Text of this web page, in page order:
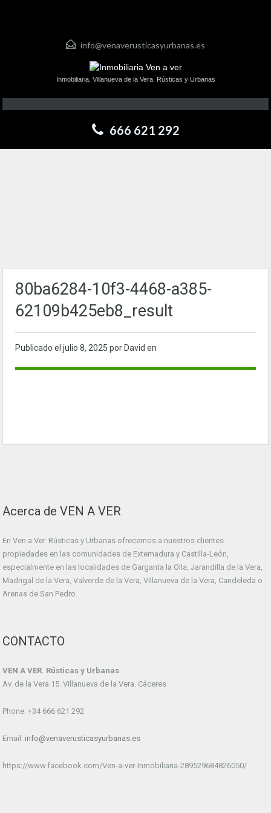
info@venaverusticasyurbanas.es
Inmobiliaria. Villanueva de la Vera. Rústicas y Urbanas
666 621 292
80ba6284-10f3-4468-a385-
62109b425eb8_result
Publicado el julio 8, 2025 por David en
Acerca de VEN A VER
En Ven a Ver. Rústicas y Urbanas ofrecemos a nuestros clientes
propiedades en las comunidades de Extemadura y Castilla-León,
especialmente en las localidades de Garganta la Olla, Jarandilla de la Vera,
Madrigal de la Vera, Valverde de la Vera, Villanueva de la Vera, Candeleda o
Arenas de San Pedro.
CONTACTO
VEN A VER. Rústicas y Urbanas
Av. de la Vera 15. Villanueva de la Vera. Cáceres
Phone: +34 666 621 292
Email: info@venaverusticasyurbanas.es
https://www.facebook.com/Ven-a-ver-Inmobiliaria-289529684826050/